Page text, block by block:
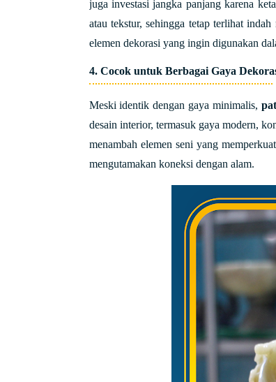
juga investasi jangka panjang karena
atau tekstur, sehingga tetap terlihat
elemen dekorasi yang ingin digunakan
4. Cocok untuk Berbagai Gaya
Meski identik dengan gaya minimalis,
desain interior, termasuk gaya modern,
menambah elemen seni yang
mengutamakan koneksi dengan alam.